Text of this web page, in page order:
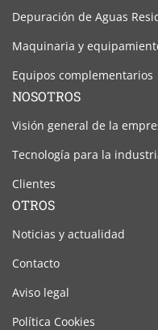
Depuración de Aguas
Maquinaria y
Equipos complementarios
NOSOTROS
Visión general de la
Tecnología para la
Clientes
OTROS
Noticias y actualidad
Contacto
Aviso legal
Política Cookies